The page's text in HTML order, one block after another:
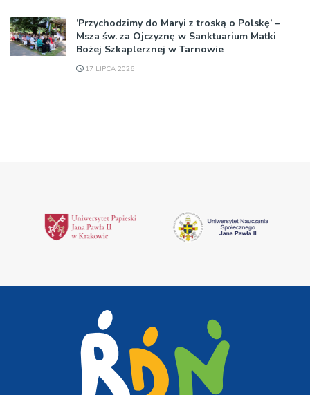
’Przychodzimy do Maryi z troską o Polskę’ –
Msza św. za Ojczyznę w Sanktuarium Matki
Bożej Szkaplerznej w Tarnowie
17 LIPCA 2026